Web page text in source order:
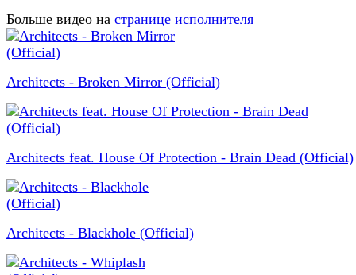
Больше видео на странице исполнителя
Architects - Broken Mirror (Official)
Architects feat. House Of Protection - Brain Dead (Official)
Architects - Blackhole (Official)